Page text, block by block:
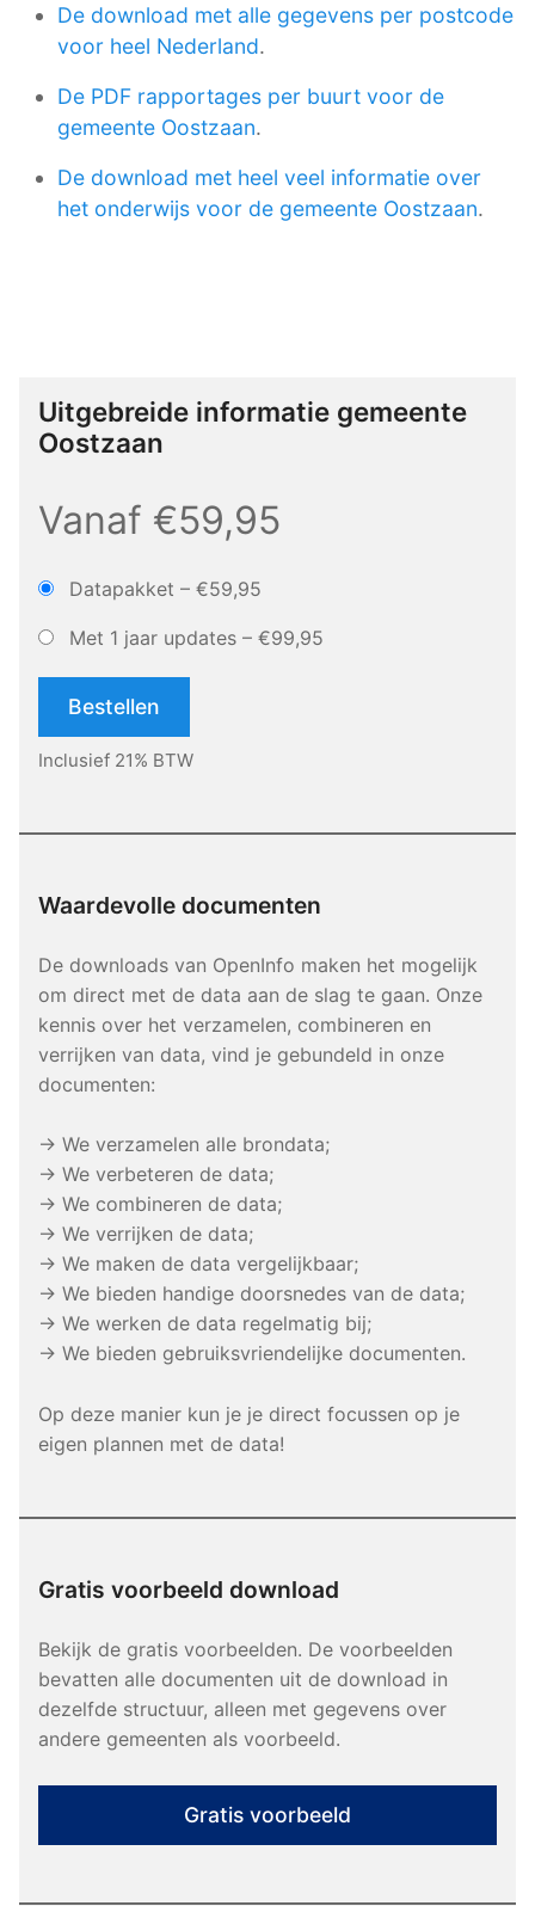
De download met alle gegevens per postcode
voor heel Nederland.
De PDF rapportages per buurt voor de
gemeente Oostzaan.
De download met heel veel informatie over
het onderwijs voor de gemeente Oostzaan.
Uitgebreide informatie gemeente
Oostzaan
Vanaf €59,95
Datapakket – €59,95
Met 1 jaar updates – €99,95
Bestellen
Inclusief 21% BTW
Waardevolle documenten
De downloads van OpenInfo maken het mogelijk
om direct met de data aan de slag te gaan. Onze
kennis over het verzamelen, combineren en
verrijken van data, vind je gebundeld in onze
documenten:
→ We verzamelen alle brondata;
→ We verbeteren de data;
→ We combineren de data;
→ We verrijken de data;
→ We maken de data vergelijkbaar;
→ We bieden handige doorsnedes van de data;
→ We werken de data regelmatig bij;
→ We bieden gebruiksvriendelijke documenten.
Op deze manier kun je je direct focussen op je
eigen plannen met de data!
Gratis voorbeeld download
Bekijk de gratis voorbeelden. De voorbeelden
bevatten alle documenten uit de download in
dezelfde structuur, alleen met gegevens over
andere gemeenten als voorbeeld.
Gratis voorbeeld